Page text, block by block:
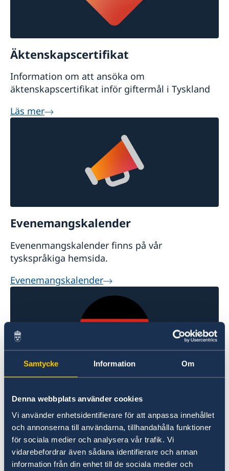
Samtycke Information Om
Denna webbplats använder cookies
Vi använder enhetsidentifierare för att anpassa innehållet
och annonserna till användarna, tillhandahålla funktioner
för sociala medier och analysera vår trafik. Vi
vidarebefordrar även sådana identifierare och annan
information från din enhet till de sociala medier och
Äktenskapscertifikat
Information om att ansöka om
äktenskapscertifikat inför giftermål i Tyskland
Läs mer
Evenemangskalender
Evenenmangskalender finns på vår
tyskspråkiga hemsida.
Evenemangskalender
Här hittar du information om Tyskland
Om Tyskland